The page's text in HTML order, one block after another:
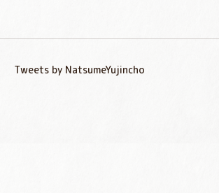
Tweets by NatsumeYujincho